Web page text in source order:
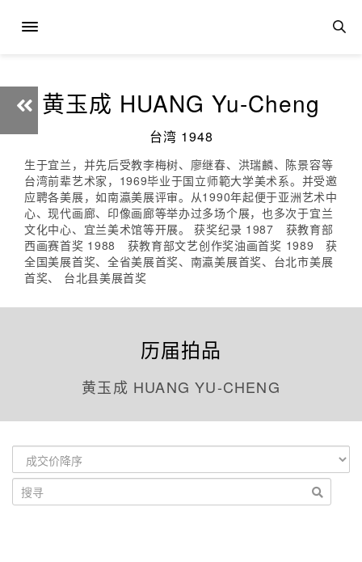
黄玉成 HUANG Yu-Cheng
台湾 1948
生于宜兰，并先后受教李梅树、廖继春、洪瑞麟、陈景容等
台湾前辈艺术家，1969毕业于国立师範大学美术系。并受邀
应聘各美展，如南瀛美展评审。从1990年起便于亚洲艺术中
心、现代画廊、印像画廊等举办过多场个展，也多次于宜兰
文化中心、宜兰美术馆等开展。 获奖纪录 1987 获教育部
西画赛首奖 1988 获教育部文艺创作奖油画首奖 1989 获
全国美展首奖、全省美展首奖、南瀛美展首奖、台北市美展
首奖、 台北县美展首奖
历届拍品
黄玉成 HUANG YU-CHENG